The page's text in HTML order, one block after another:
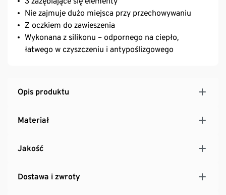
Nie zajmuje dużo miejsca przy przechowywaniu
Z oczkiem do zawieszenia
Wykonana z silikonu – odpornego na ciepło,
łatwego w czyszczeniu i antypoślizgowego
Opis produktu
Materiał
Jakość
Dostawa i zwroty